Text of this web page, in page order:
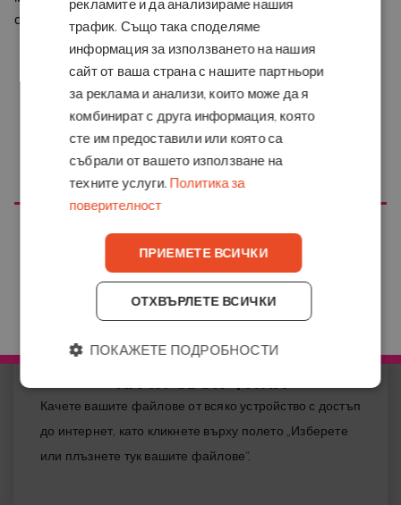
сайт желаете да посетите
ОТИДИ НА COPYKREA USA
само
печат от едната странаи винаги ще има
около изображението, което осигурява чист и подреден
завършек.
Не ти трябва нищо повече освен готов файл за печат.
своя дизайн, избери размер, който най-добре отговаря
на твоята идея, и получи поръчката си у дома
професионален завършек, готов да впечатли.
КАК РАБОТИ УСЛУГАТА
КАЧИ СВОЯ ФАЙЛ
Качете вашите файлове от всяко устройство с достъп
до интернет, като кликнете върху полето „Изберете
или плъзнете тук вашите файлове“.
рекламите и да анализираме нашия
трафик. Също така споделяме
информация за използването на нашия
сайт от ваша страна с нашите партньори
за реклама и анализи, които може да я
комбинират с друга информация, която
сте им предоставили или която са
събрали от вашето използване на
техните услуги. Политика за
поверителност
ПРИЕМЕТЕ ВСИЧКИ
ОТХВЪРЛЕТЕ ВСИЧКИ
ПОКАЖЕТЕ ПОДРОБНОСТИ